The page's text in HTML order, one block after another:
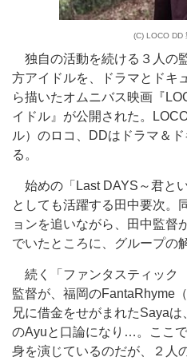
(C) LOCO DD
独自の活動を続ける３人の
方アイドルを、ドラマとドキ
ら描いたオムニバス映画『
イドル』が公開された。
ル）のロコ、DDはドラマ＆
る。
始めの「Last DAYS～君と
としても活躍する田中要次
ョンを追いながら、田中監督
でいたところに、グループの
続く「ファンタスティック
監督が、福岡のFantaRhyme
兄に借金をせがまれたSaya
のAyuと口論になり…。ここ
身を演じているのだが、２人